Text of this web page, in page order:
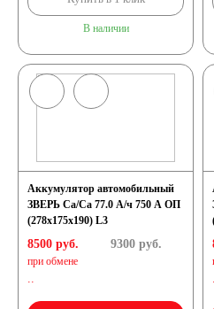
В наличии
Аккумулятор автомобильный
ЗВЕРЬ Са/Са 77.0 А/ч 750 A ОП
(278x175x190) L3
8500 руб.
при обмене
..
9300руб.